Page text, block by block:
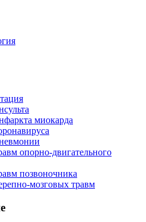
миокарда
опорно-двигательного
позвоночника
мозговых травм